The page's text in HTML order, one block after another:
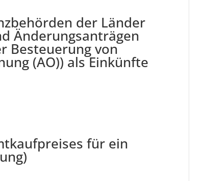
der Länder
Änderungsanträgen
Besteuerung von
(AO)) als Einkünfte
für ein